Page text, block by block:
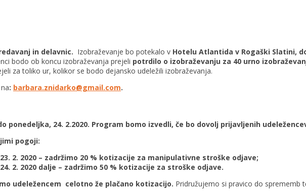
in delavnic. Izobraževanje bo potekalo v Hotelu Atlantida v Rogaški Slatini,
bodo ob koncu izobraževanja prejeli potrdilo o izobraževanju za 40 urno
za toliko ur, kolikor se bodo dejansko udeležili izobraževanja.
: barbara.znidarko@gmail.com.
24. 2.2020. Program bomo izvedli, če bo dovolj prijavljenih
pogoji:
2. 2020 – zadržimo 20 % kotizacije za manipulativne stroške odjave;
2. 2020 dalje – zadržimo 50 % kotizacije za stroške odjave.
udeležencem celotno že plačano kotizacijo. Pridružujemo si pravico do sprememb